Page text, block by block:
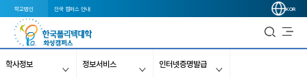
학교법인 전국 캠퍼스 안내 KOR
학사정보 정보서비스 인터넷증명발급